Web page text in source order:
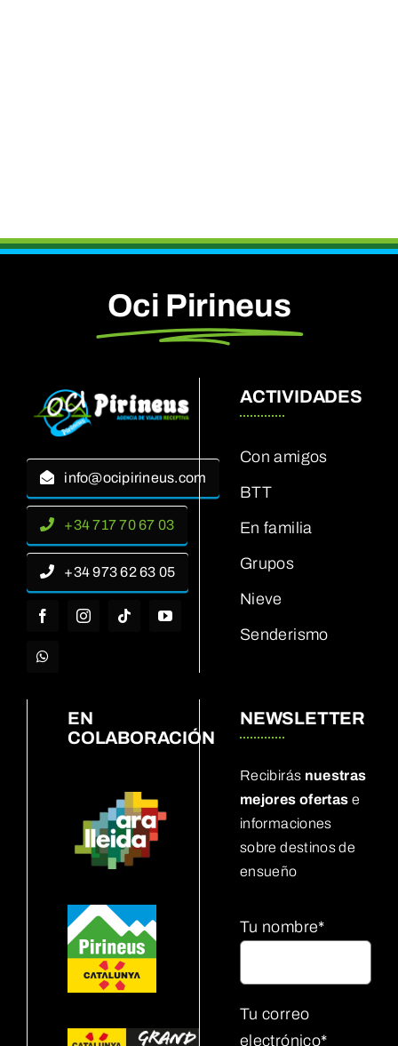
Oci Pirineus
info@ocipirineus.com
+34 717 70 67 03
+34 973 62 63 05
ACTIVIDADES
Con amigos
BTT
En familia
Grupos
Nieve
Senderismo
EN
COLABORACIÓN
NEWSLETTER
Recibirás nuestras
mejores ofertas e
informaciones
sobre destinos de
ensueño
Tu nombre*
Tu correo
electrónico*